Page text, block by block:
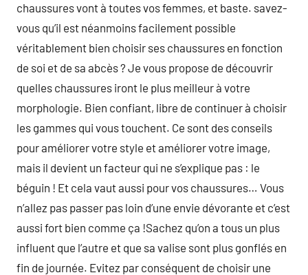
chaussures vont à toutes vos femmes, et baste. savez-
vous qu’il est néanmoins facilement possible
véritablement bien choisir ses chaussures en fonction
de soi et de sa abcès ? Je vous propose de découvrir
quelles chaussures iront le plus meilleur à votre
morphologie. Bien confiant, libre de continuer à choisir
les gammes qui vous touchent. Ce sont des conseils
pour améliorer votre style et améliorer votre image,
mais il devient un facteur qui ne s’explique pas : le
béguin ! Et cela vaut aussi pour vos chaussures… Vous
n’allez pas passer pas loin d’une envie dévorante et c’est
aussi fort bien comme ça !Sachez qu’on a tous un plus
influent que l’autre et que sa valise sont plus gonflés en
fin de journée. Evitez par conséquent de choisir une